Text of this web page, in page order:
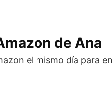
de Ana
el mismo día para